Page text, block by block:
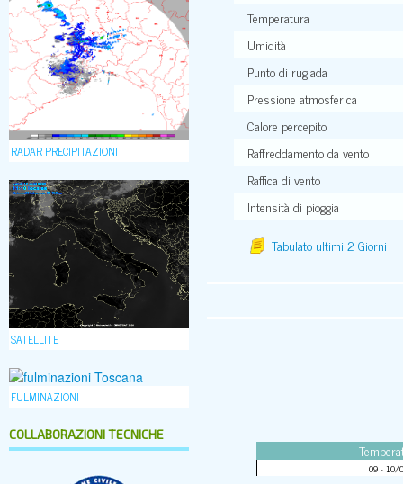
RADAR PRECIPITAZIONI
SATELLITE
FULMINAZIONI
COLLABORAZIONI TECNICHE
Temperatura
Umidità
Punto di rugiada
Pressione atmosferica
Calore percepito
Raffreddamento da vento
Raffica di vento
Intensità di pioggia
Tabulato ultimi 2 Giorni
09 - 10/